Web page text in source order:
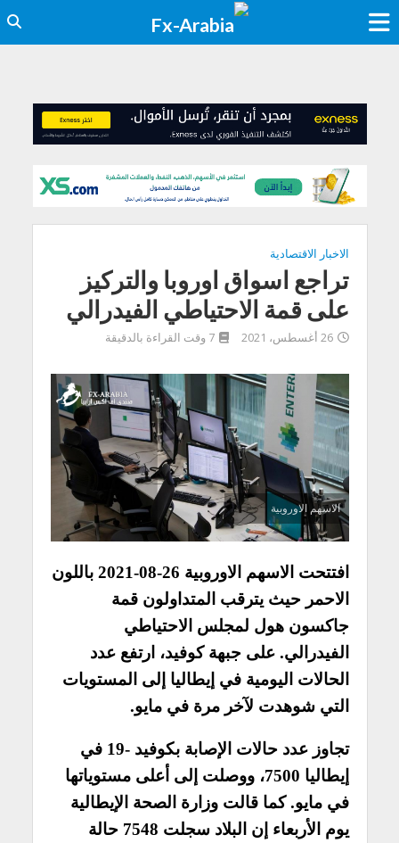
الاخبار الاقتصادية
تراجع اسواق اوروبا والتركيز
على قمة الاحتياطي الفيدرالي
26 أغسطس، 2021 7 وقت القراءة بالدقيقة
الاسهم الاوروبية
افتتحت الاسهم الاوروبية 26-08-2021 باللون
الاحمر حيث يترقب المتداولون قمة
جاكسون هول لمجلس الاحتياطي
الفيدرالي.على جبهة كوفيد، ارتفع عدد
الحالات اليومية في إيطاليا إلى المستويات
التي شوهدت لآخر مرة في مايو.
تجاوز عدد حالات الإصابة بكوفيد -19 في
إيطاليا 7500، ووصلت إلى أعلى مستوياتها
في مايو. كما قالت وزارة الصحة الإيطالية
يوم الأربعاء إن البلاد سجلت 7548 حالة